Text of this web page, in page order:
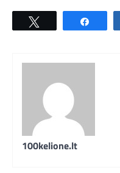
100kelione.lt